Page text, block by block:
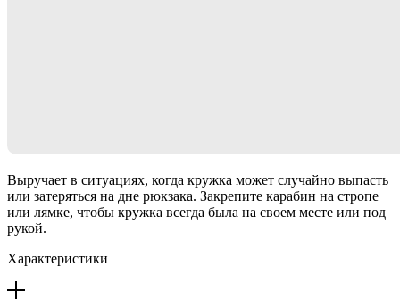
Выручает в ситуациях, когда кружка может случайно выпасть
или затеряться на дне рюкзака. Закрепите карабин на стропе
или лямке, чтобы кружка всегда была на своем месте или под
рукой.
Характеристики